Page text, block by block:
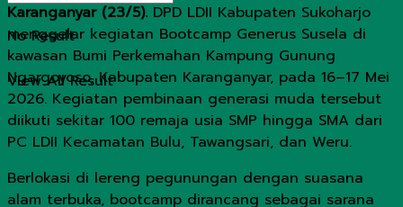
No Result
View All Result
Karanganyar (23/5). DPD LDII Kabupaten Sukoharjo
menggelar kegiatan Bootcamp Generus Susela di
kawasan Bumi Perkemahan Kampung Gunung
Ngargoyoso, Kabupaten Karanganyar, pada 16–17 Mei
2026. Kegiatan pembinaan generasi muda tersebut
diikuti sekitar 100 remaja usia SMP hingga SMA dari
PC LDII Kecamatan Bulu, Tawangsari, dan Weru.
Berlokasi di lereng pegunungan dengan suasana
alam terbuka, bootcamp dirancang sebagai sarana